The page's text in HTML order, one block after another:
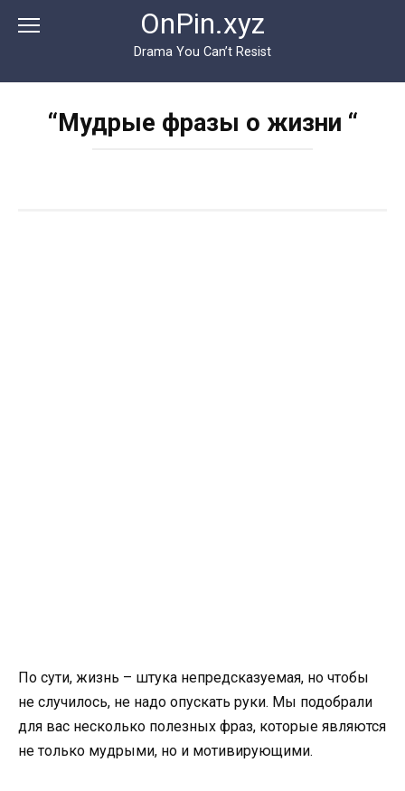
OnPin.xyz
Drama You Can’t Resist
“Мудрые фразы о жизни “
По сути, жизнь – штука непредсказуемая, но чтобы
не случилось, не надо опускать руки. Мы подобрали
для вас несколько полезных фраз, которые являются
не только мудрыми, но и мотивирующими.